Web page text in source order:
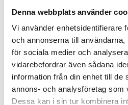
Denna webbplats använder
Vi använder enhetsidentifierare
och annonserna till
för sociala medier och
vidarebefordrar även sådana
information från din enhet till de
annons- och analysföretag som
Dessa kan i sin tur kombinera
ugnsluckan ska delas
montera isär och
Mikron och
både invändigt och
Vi torkar av skåp,
skåp och lådor är tömda